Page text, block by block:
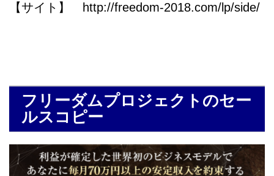
【サイト】 http://freedom-2018.com/lp/side/
フリーダムプロジェクトのセー
ルスコピー